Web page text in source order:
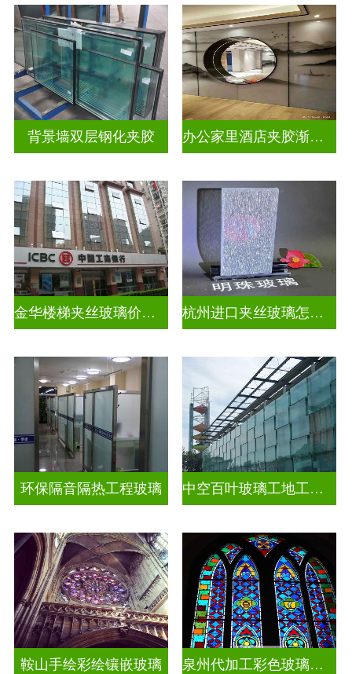
背景墙双层钢化夹胶 办公家里酒店夹胶渐变玻璃
金华楼梯夹丝玻璃价钱多少一米 杭州进口夹丝玻璃怎么卖
环保隔音隔热工程玻璃 中空百叶玻璃工地工装装饰玻璃
鞍山手绘彩绘镶嵌玻璃 泉州代加工彩色玻璃穹顶